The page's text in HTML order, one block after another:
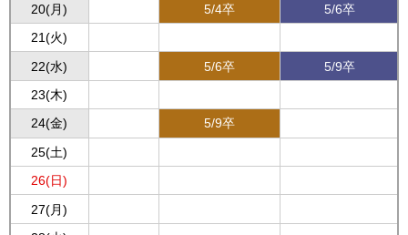
20(月)
5/4卒
5/6卒
21(火)
22(水)
5/6卒
5/9卒
23(木)
24(金)
5/9卒
25(土)
26(日)
27(月)